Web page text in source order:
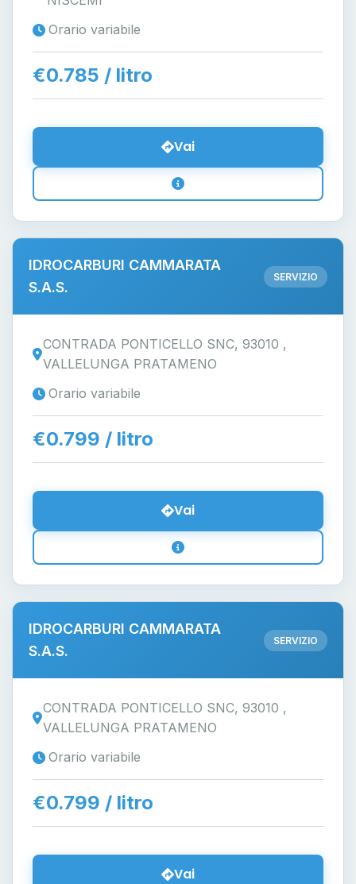
Orario variabile
€0.785 / litro
Vai
IDROCARBURI CAMMARATA
S.A.S.
SERVIZIO
CONTRADA PONTICELLO SNC, 93010 ,
VALLELUNGA PRATAMENO
Orario variabile
€0.799 / litro
Vai
IDROCARBURI CAMMARATA
S.A.S.
SERVIZIO
CONTRADA PONTICELLO SNC, 93010 ,
VALLELUNGA PRATAMENO
Orario variabile
€0.799 / litro
Vai